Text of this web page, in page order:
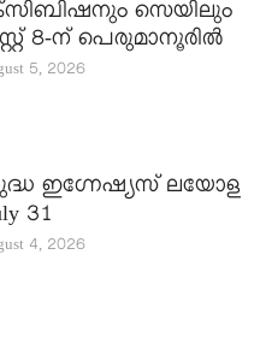
സെയിലും
8-ന് പെരുമാനൂരിൽ
5, 2026
ഇഗ്നേഷ്യസ് ലയോള
31
4, 2026